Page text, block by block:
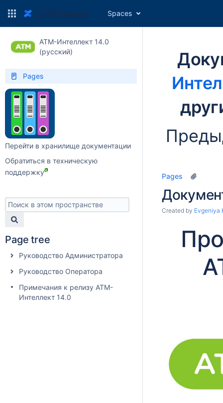
Spaces
АТМ-Интеллект 14.0
(русский)
Pages
Перейти в хранилище документации
Обратиться в техническую
поддержку
Page tree
Руководство Администратора
Руководство Оператора
Примечания к релизу АТМ-
Интеллект 14.0
Pages
Created by Evgeniya